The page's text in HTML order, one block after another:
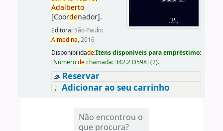
Adalberto
[Coordenador].
Editora:São Paulo:
Almedina,2016
Disponibilidade:Itens disponíveis para empréstimo:
[Númerodechamada:342.2 D598] (2).
Reservar
Adicionar ao seu carrinho
Não encontrou o
que procura?